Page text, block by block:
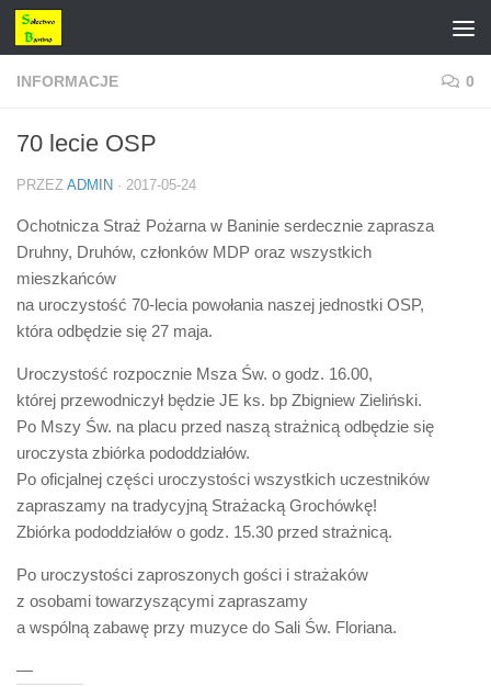
Przejdź do treści
INFORMACJE 0
70 lecie OSP
PRZEZ ADMIN · 2017-05-24
Ochotnicza Straż Pożarna w Baninie serdecznie zaprasza
Druhny, Druhów, członków MDP oraz wszystkich
mieszkańców
na uroczystość 70-lecia powołania naszej jednostki OSP,
która odbędzie się 27 maja.
Uroczystość rozpocznie Msza Św. o godz. 16.00,
której przewodniczył będzie JE ks. bp Zbigniew Zieliński.
Po Mszy Św. na placu przed naszą strażnicą odbędzie się
uroczysta zbiórka pododdziałów.
Po oficjalnej części uroczystości wszystkich uczestników
zapraszamy na tradycyjną Strażacką Grochówkę!
Zbiórka pododdziałów o godz. 15.30 przed strażnicą.
Po uroczystości zaproszonych gości i strażaków
z osobami towarzyszącymi zapraszamy
a wspólną zabawę przy muzyce do Sali Św. Floriana.
—